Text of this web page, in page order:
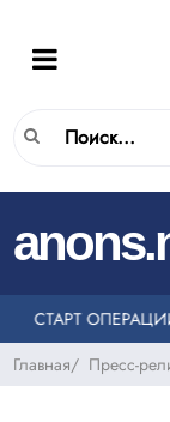
НА ЕДИНЫЙ
СТАРТ
Главная/ Пресс-